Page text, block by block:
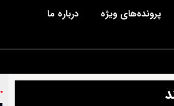
پرونده‌های ویژه درباره ما